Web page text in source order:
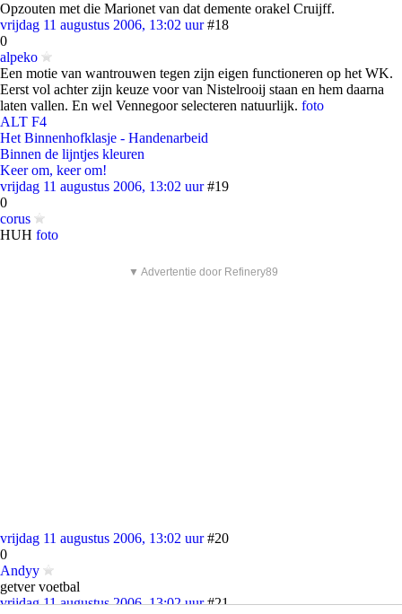
Opzouten met die Marionet van dat demente orakel Cruijff.
vrijdag 11 augustus 2006, 13:02 uur #18
0
alpeko
Een motie van wantrouwen tegen zijn eigen functioneren op het WK.
Eerst vol achter zijn keuze voor van Nistelrooij staan en hem daarna
laten vallen. En wel Vennegoor selecteren natuurlijk. foto
ALT F4
Het Binnenhofklasje - Handenarbeid
Binnen de lijntjes kleuren
Keer om, keer om!
vrijdag 11 augustus 2006, 13:02 uur #19
0
corus
HUH foto
▼ Advertentie door Refinery89
vrijdag 11 augustus 2006, 13:02 uur #20
0
Andyy
getver voetbal
vrijdag 11 augustus 2006, 13:02 uur #21